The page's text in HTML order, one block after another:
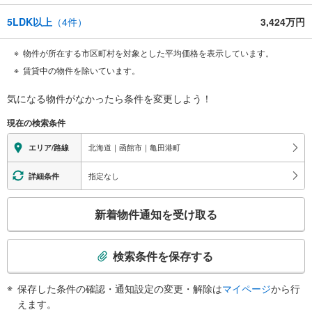
5LDK以上 （4件） 3,424万円
物件が所在する市区町村を対象とした平均価格を表示しています。
賃貸中の物件を除いています。
気になる物件がなかったら条件を変更しよう！
現在の検索条件
エリア/路線 北海道｜函館市｜亀田港町
詳細条件 指定なし
検
新着物件通知を受け取る
検索条件を保存する
保存した条件の確認・通知設定の変更・解除はマイページから行
えます。